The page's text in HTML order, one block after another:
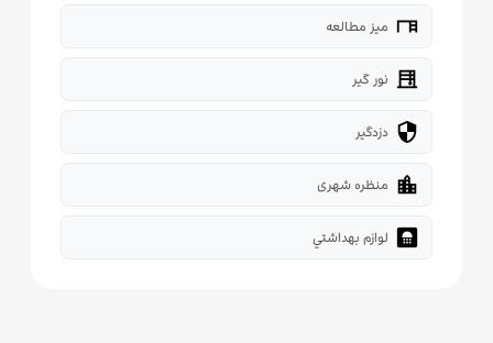
desk میز مطالعه
blinds نور گیر
security دزدگیر
location_city منظره شهری
bathroom لوازم بهداشتي